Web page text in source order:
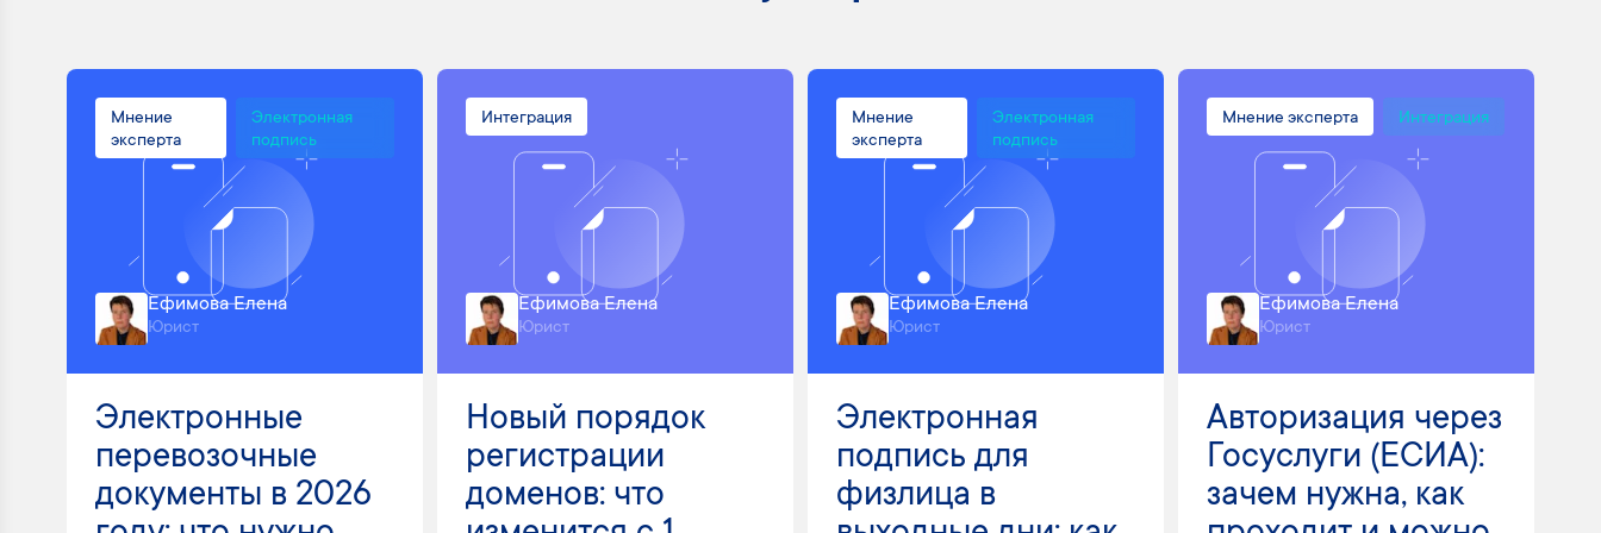
Мнение
эксперта
Электронная
подпись
Ефимова Елена
Юрист
Электронные
перевозочные
документы в 2026
Интеграция
Ефимова Елена
Юрист
Новый порядок
регистрации
доменов: что
Мнение
эксперта
Электронная
подпись
Ефимова Елена
Юрист
Электронная
подпись для
физлица в
Мнение эксперта Интеграция
Ефимова Елена
Юрист
Авторизация через
Госуслуги (ЕСИА):
зачем нужна, как